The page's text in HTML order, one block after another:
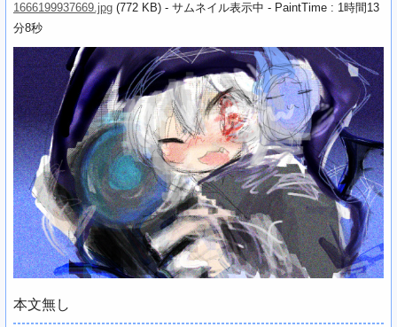
1666199937669.jpg (772 KB) - サムネイル表示中 - PaintTime : 1時間13
分8秒
本文無し